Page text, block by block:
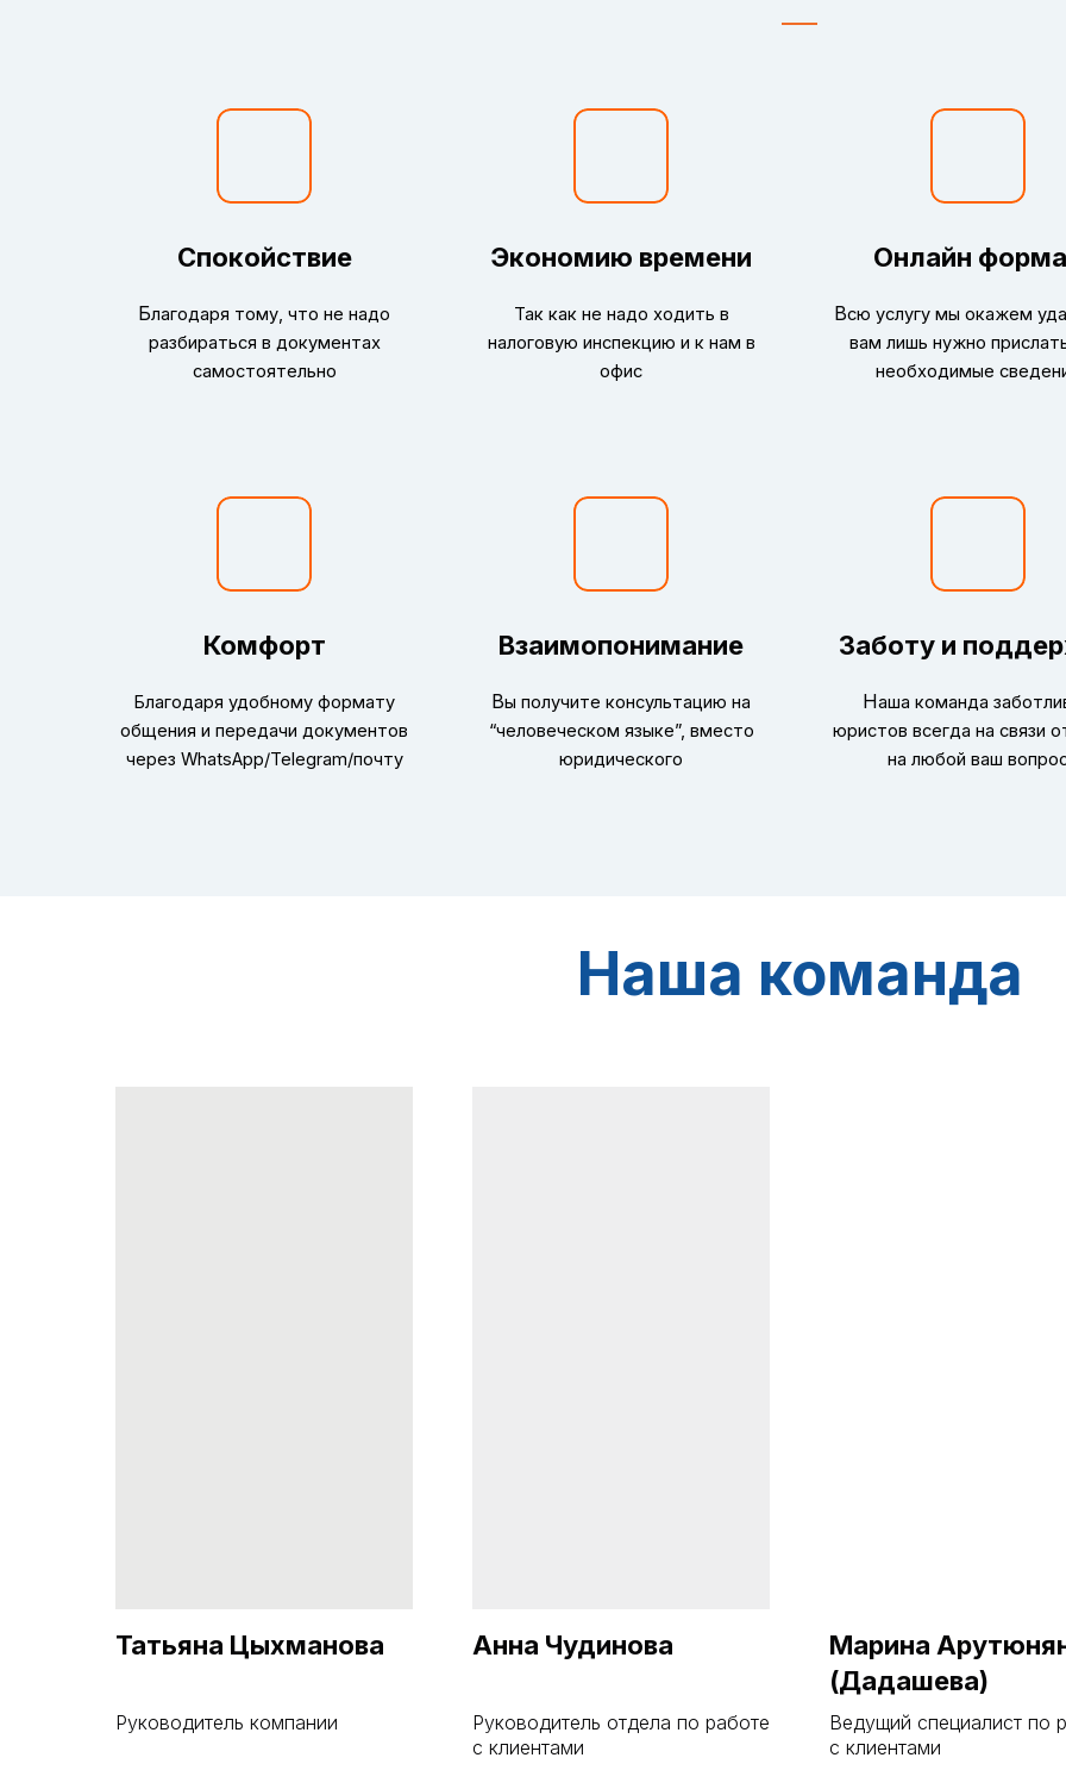
Спокойствие
Благодаря тому, что не надо
разбираться в документах
самостоятельно
Экономию времени
Так как не надо ходить в
налоговую инспекцию и к нам в
офис
Онлайн
Всю услугу мы окажем
вам лишь нужно
необходимые
Комфорт
Благодаря удобному формату
общения и передачи документов
через WhatsApp/Telegram/почту
Взаимопонимание
Вы получите консультацию на
“человеческом языке”, вместо
юридического
Заботу и
Наша команда
юристов всегда на связи
на любой ваш
Наша команда
Татьяна Цыхманова
Руководитель компании
Анна Чудинова
Руководитель отдела по работе
с клиентами
Марина
(Дадашева)
Ведущий специалист по
с клиентами